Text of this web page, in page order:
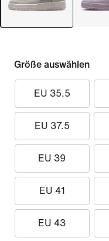
Größe auswählen
EU 35.5
EU 37.5
EU 39
EU 41
EU 43